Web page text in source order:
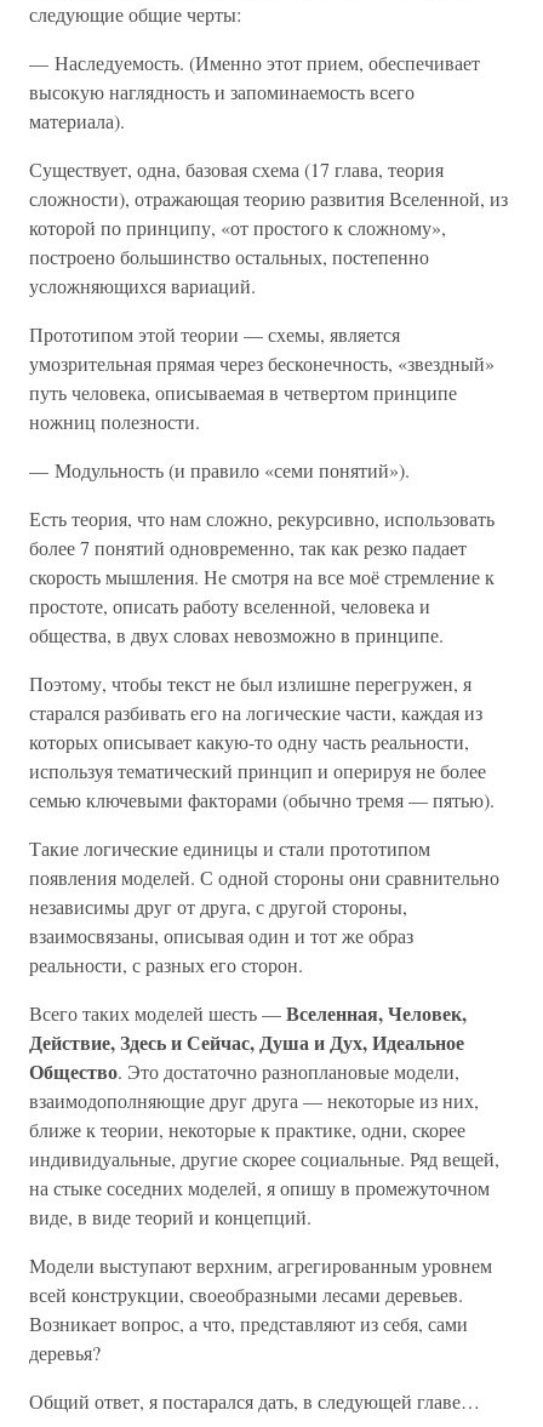
следующие общие черты:
— Наследуемость. (Именно этот прием, обеспечивает
высокую наглядность и запоминаемость всего
материала).
Существует, одна, базовая схема (17 глава, теория
сложности), отражающая теорию развития Вселенной, из
которой по принципу, «от простого к сложному»,
построено большинство остальных, постепенно
усложняющихся вариаций.
Прототипом этой теории — схемы, является
умозрительная прямая через бесконечность, «звездный»
путь человека, описываемая в четвертом принципе
ножниц полезности.
— Модульность (и правило «семи понятий»).
Есть теория, что нам сложно, рекурсивно, использовать
более 7 понятий одновременно, так как резко падает
скорость мышления. Не смотря на все моё стремление к
простоте, описать работу вселенной, человека и
общества, в двух словах невозможно в принципе.
Поэтому, чтобы текст не был излишне перегружен, я
старался разбивать его на логические части, каждая из
которых описывает какую-то одну часть реальности,
используя тематический принцип и оперируя не более
семью ключевыми факторами (обычно тремя — пятью).
Такие логические единицы и стали прототипом
появления моделей. С одной стороны они сравнительно
независимы друг от друга, с другой стороны,
взаимосвязаны, описывая один и тот же образ
реальности, с разных его сторон.
Всего таких моделей шесть —Вселенная, Человек,
Действие, Здесь и Сейчас, Душа и Дух, Идеальное
Общество. Это достаточно разноплановые модели,
взаимодополняющие друг друга — некоторые из них,
ближе к теории, некоторые к практике, одни, скорее
индивидуальные, другие скорее социальные. Ряд вещей,
на стыке соседних моделей, я опишу в промежуточном
виде, в виде теорий и концепций.
Модели выступают верхним, агрегированным уровнем
всей конструкции, своеобразными лесами деревьев.
Возникает вопрос, а что, представляют из себя, сами
деревья?
Общий ответ, я постарался дать, в следующей главе…